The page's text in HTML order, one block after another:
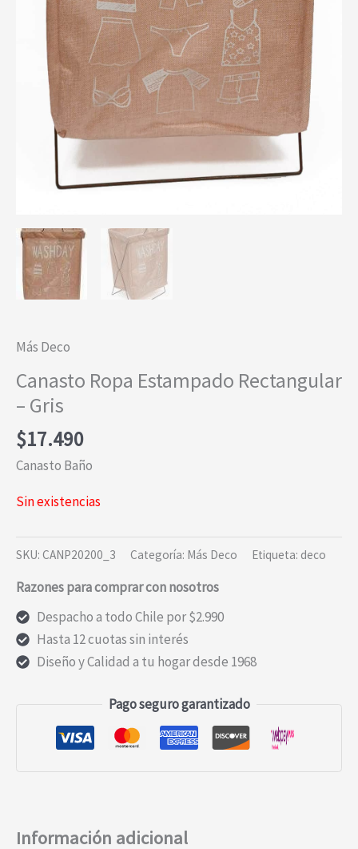
Más Deco
Canasto Ropa Estampado Rectangular
– Gris
$17.490
Canasto Baño
Sin existencias
SKU: CANP20200_3 Categoría: Más Deco Etiqueta: deco
Razones para comprar con nosotros
Despacho a todo Chile por $2.990
Hasta 12 cuotas sin interés
Diseño y Calidad a tu hogar desde 1968
Pago seguro garantizado
Información adicional